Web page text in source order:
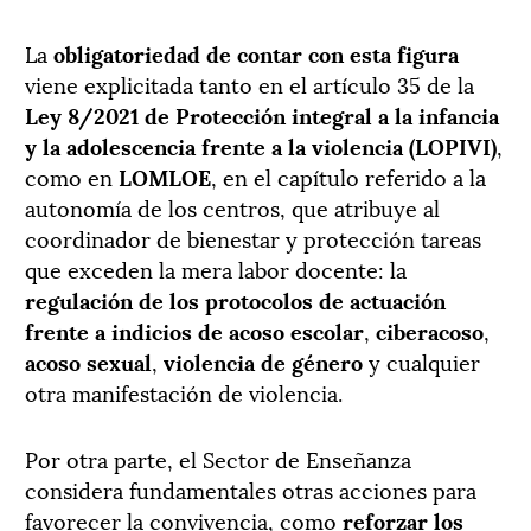
La obligatoriedad de contar con esta figura
viene explicitada tanto en el artículo 35 de la
Ley 8/2021 de Protección integral a la infancia
y la adolescencia frente a la violencia (LOPIVI),
como en LOMLOE, en el capítulo referido a la
autonomía de los centros, que atribuye al
coordinador de bienestar y protección tareas
que exceden la mera labor docente: la
regulación de los protocolos de actuación
frente a indicios de acoso escolar, ciberacoso,
acososexual, violencia de géneroy cualquier
otra manifestación de violencia.
Por otra parte, el Sector de Enseñanza
considera fundamentales otras acciones para
favorecer la convivencia, como reforzar los